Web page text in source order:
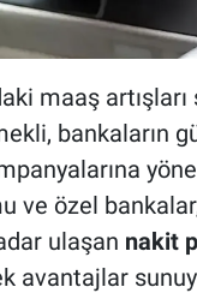
maaş artışları
bankaların
ve özel
ulaşan nakit
avantajlar